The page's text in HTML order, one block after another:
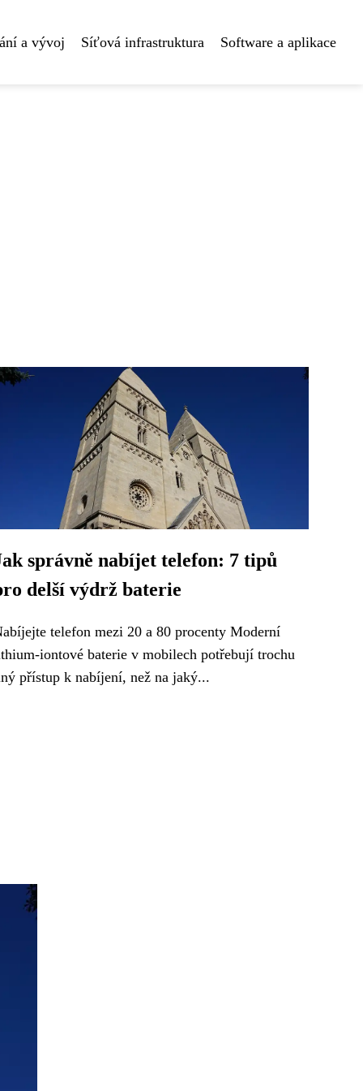
a vývoj Síťová infrastruktura Software a aplikace
správně nabíjet telefon: 7 tipů
delší výdrž baterie
telefon mezi 20 a 80 procenty Moderní
iontové baterie v mobilech potřebují trochu
přístup k nabíjení, než na jaký...